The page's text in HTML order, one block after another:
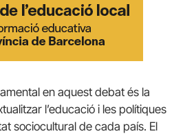
en aquest debat és la
l’educació i les polítiques
sociocultural de cada país. El